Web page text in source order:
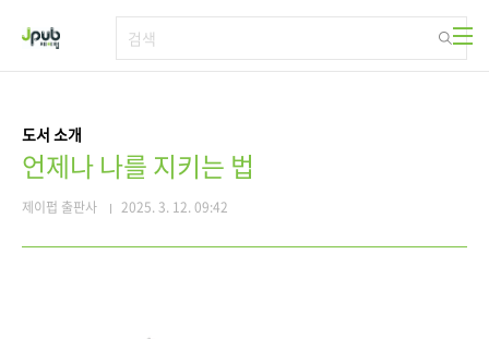
도서 소개
언제나 나를 지키는 법
제이펍 출판사 2025. 3. 12. 09:42